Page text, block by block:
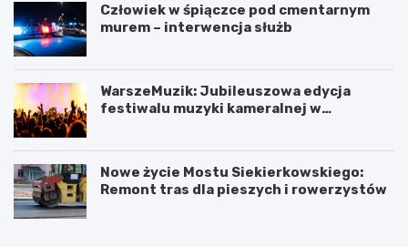
Człowiek w śpiączce pod cmentarnym
murem – interwencja służb
WarszeMuzik: Jubileuszowa edycja
festiwalu muzyki kameralnej w
Nowe życie Mostu Siekierkowskiego:
Remont tras dla pieszych i rowerzystów